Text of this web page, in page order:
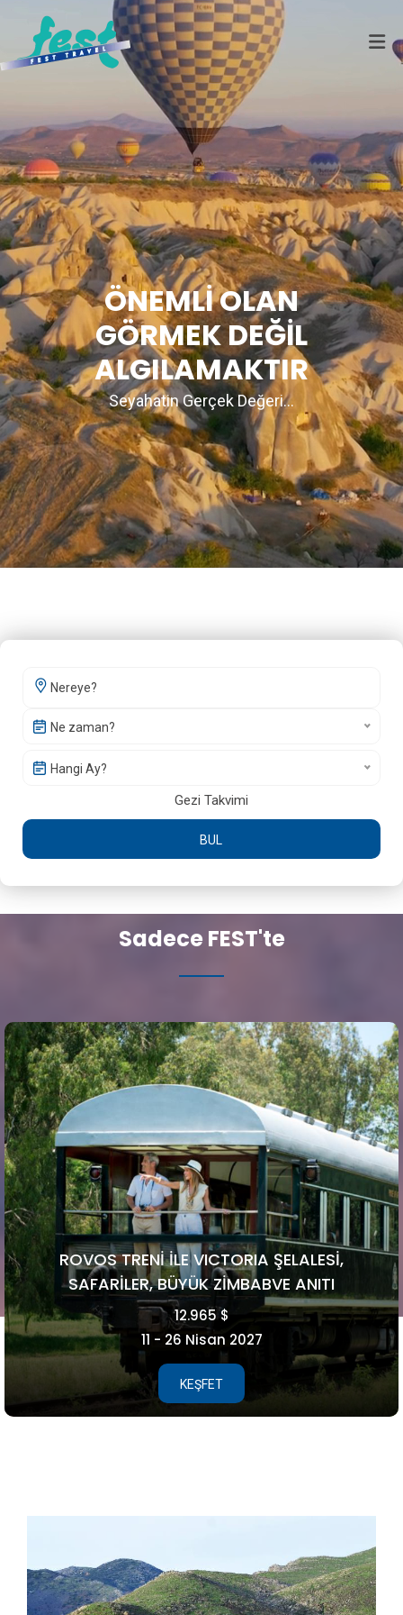
ÖNEMLİ OLAN
GÖRMEK DEĞİL
ALGILAMAKTIR
Seyahatin Gerçek Değeri...
Ne zaman?
Hangi Ay?
Gezi Takvimi
BUL
Sadece FEST'te
FAROE ADALARI
5.990 €
15 - 21 Ağustos 2026
KEŞFET